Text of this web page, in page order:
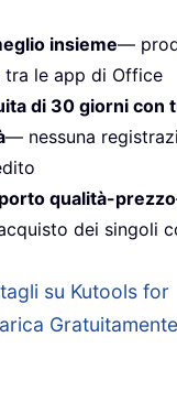
insieme—
le app di Office
di 30 giorni con
— nessuna
qualità-prezzo
dei singoli
su Kutools for